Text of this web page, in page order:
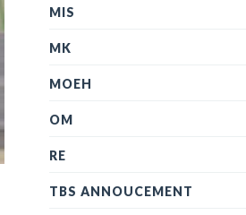
MIS
MK
MOEH
OM
RE
TBS ANNOUCEMENT